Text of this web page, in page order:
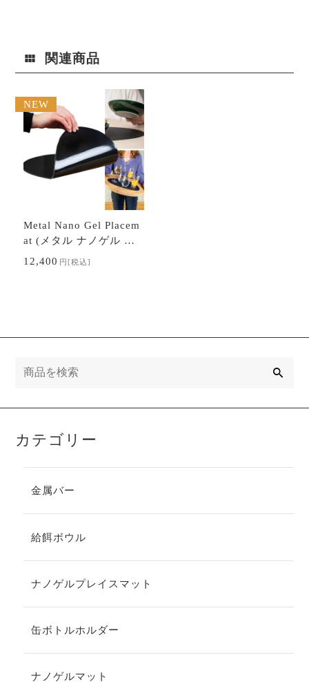
関連商品
Metal Nano Gel Placem
at (メタル ナノゲル プ
レイスマット Lサイズ
12,400 円 [税込]
NEW
カテゴリー
金属バー
給餌ボウル
ナノゲルプレイスマット
缶ボトルホルダー
ナノゲルマット